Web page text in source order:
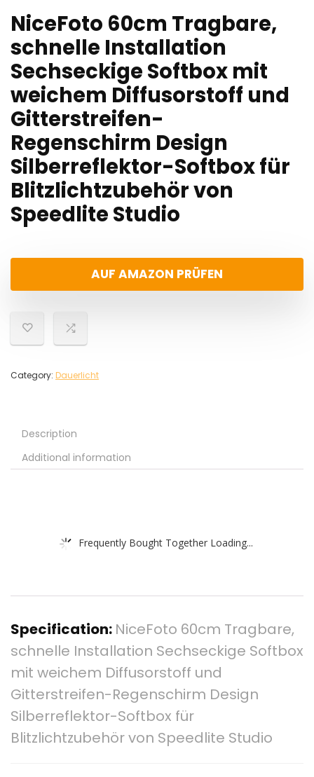
NiceFoto 60cm Tragbare,
schnelle Installation
Sechseckige Softbox mit
weichem Diffusorstoff und
Gitterstreifen-
Regenschirm Design
Silberreflektor-Softbox für
Blitzlichtzubehör von
Speedlite Studio
AUF AMAZON PRÜFEN
Category: Dauerlicht
Description
Additional information
Frequently Bought Together Loading...
Specification: NiceFoto 60cm Tragbare,
schnelle Installation Sechseckige Softbox
mit weichem Diffusorstoff und
Gitterstreifen-Regenschirm Design
Silberreflektor-Softbox für
Blitzlichtzubehör von Speedlite Studio